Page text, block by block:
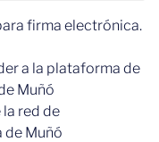
firma electrónica.
a la plataforma de
Muñó
red de
de Muñó